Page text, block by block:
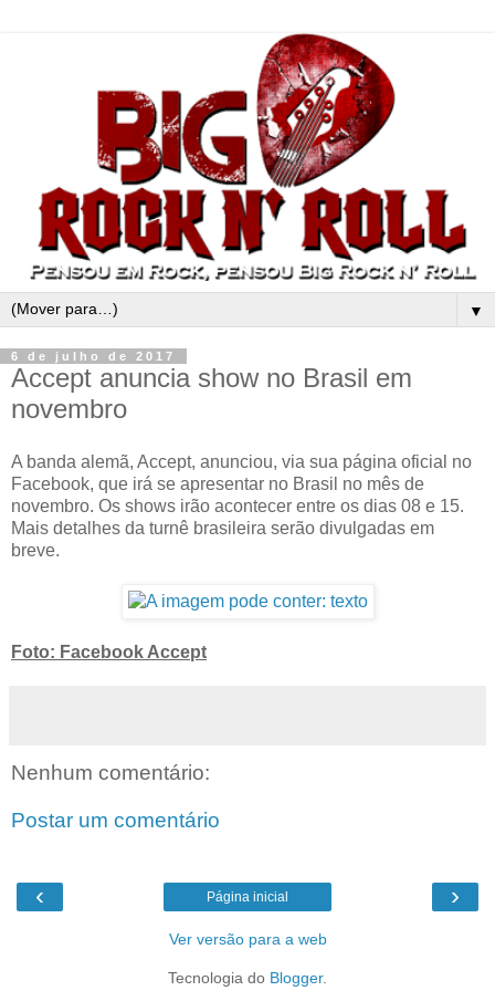
▼
6 de julho de 2017
Accept anuncia show no Brasil em
novembro
A banda alemã, Accept, anunciou, via sua página oficial no
Facebook, que irá se apresentar no Brasil no mês de
novembro. Os shows irão acontecer entre os dias 08 e 15.
Mais detalhes da turnê brasileira serão divulgadas em
breve.
Foto: Facebook Accept
Nenhum comentário:
Postar um comentário
‹ ›
Página inicial
Ver versão para a web
Tecnologia do Blogger.